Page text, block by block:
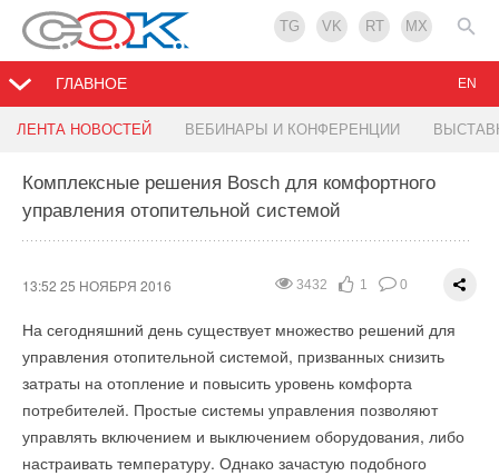
TG VK RT MX
ГЛАВНОЕ
ЛЕНТА НОВОСТЕЙ ВЕБИНАРЫ И КОНФЕРЕНЦИИ
EN
Комплексные решения Bosch для комфортного
управления отопительной системой
3432 1 0
13:52 25 НОЯБРЯ 2016
На сегодняшний день существует множество решений для
управления отопительной системой, призванных снизить
затраты на отопление и повысить уровень комфорта
потребителей. Простые системы управления позволяют
управлять включением и выключением оборудования, либо
настраивать температуру. Однако зачастую подобного
Библиотека для профессионалов
4481 0 0
13:52 25 НОЯБРЯ 2016
Uponor предлагает библиотеку BIM для разработчиков и
проектных файлов системы Информационного
моделирования зданий (BIM) своей онлайн-библиотеки
MagiCloud, тем самым предложив разработчикам и
проектировщикам инженерных систем зданий платформу
для принятия совместных компетентных решений, начиная с
раннего этапа подготовки к проекту.
Журнал С.О.К. – соорганизатор Всероссийского
2768
13:51 25 НОЯБРЯ 2016
развития ООН/Глобальный экологический Фонд) состоялась
ВСЕРОССИЙСКОГО КОНКУРСА РЕАЛИЗОВАННЫХ
ПРОЕКТОВ В ОБЛАСТИ ЭНЕРГОСБЕРЕЖЕНИЯ И
ПОВЫШЕНИЯ ЭНЕРГОЭФФЕКТИВНОСТИ ENES-2016.
Награды вручал Сергей Антипов, менеджер Проекта
Минобрнауки России/ПРООН-ГЭФ «Стандарты и маркировка